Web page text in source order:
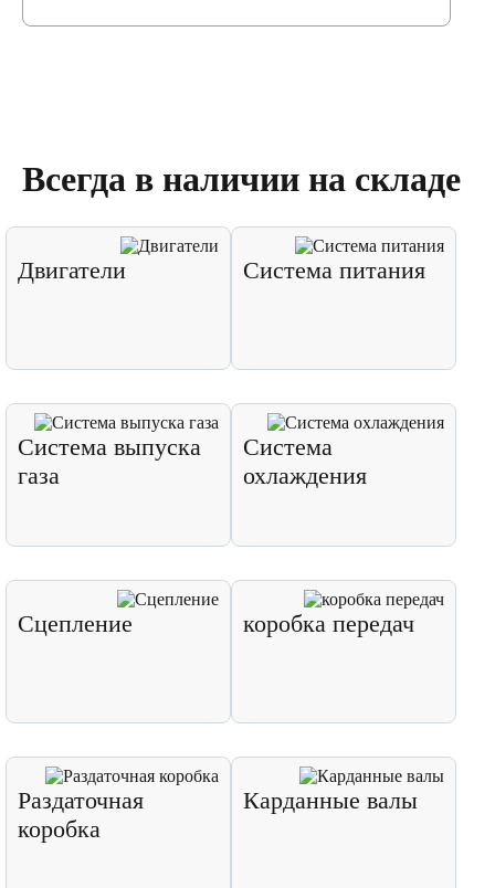
Всегда в наличии на складе
Двигатели Система питания
Система выпуска
газа
Система
охлаждения
Сцепление коробка передач
Раздаточная
коробка
Карданные валы